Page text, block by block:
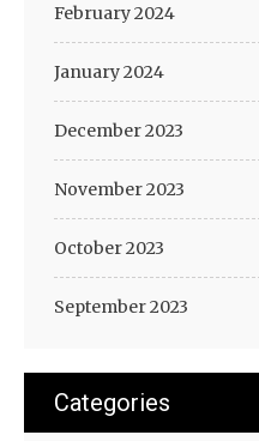
February 2024
January 2024
December 2023
November 2023
October 2023
September 2023
Categories